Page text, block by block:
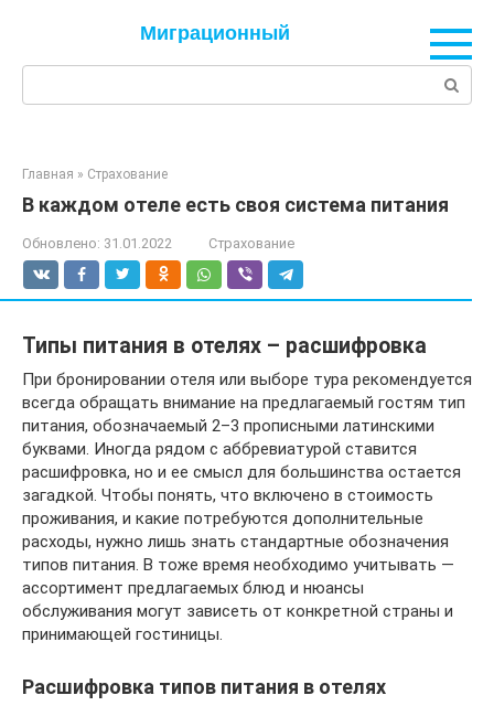
Миграционный
Главная » Страхование
В каждом отеле есть своя система питания
Обновлено: 31.01.2022 Страхование
Типы питания в отелях – расшифровка
При бронировании отеля или выборе тура рекомендуется
всегда обращать внимание на предлагаемый гостям тип
питания, обозначаемый 2–3 прописными латинскими
буквами. Иногда рядом с аббревиатурой ставится
расшифровка, но и ее смысл для большинства остается
загадкой. Чтобы понять, что включено в стоимость
проживания, и какие потребуются дополнительные
расходы, нужно лишь знать стандартные обозначения
типов питания. В тоже время необходимо учитывать —
ассортимент предлагаемых блюд и нюансы
обслуживания могут зависеть от конкретной страны и
принимающей гостиницы.
Расшифровка типов питания в отелях